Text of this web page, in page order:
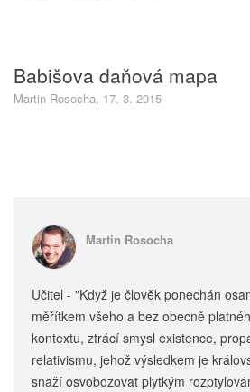
Babišova daňová mapa
Martin Rosocha, 17. 3. 2015
Martin Rosocha
Učitel - "Když je člověk ponechán
měřítkem všeho a bez obecně
kontextu, ztrácí smysl existence,
relativismu, jehož výsledkem je
snaží osvobozovat plytkým